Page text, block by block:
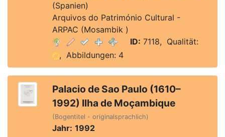
(Spanien)
Arquivos do Património Cultural -
ARPAC (Mosambik )
ID: 7118, Qualität:
, Abbildungen: 4
Palacio de Sao Paulo (1610–
1992) Ilha de Moçambique
(Bogentitel - originalsprachlich)
Jahr: 1992